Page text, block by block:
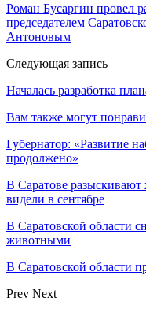
Роман Бусаргин провел
председателем
Антоновым
Следующая запись
Началась разработка
Вам также могут
Губернатор: «Развитие
продолжено»
В Саратове
видели в сентябре
В Саратовской области
животными
В Саратовской области
Prev Next